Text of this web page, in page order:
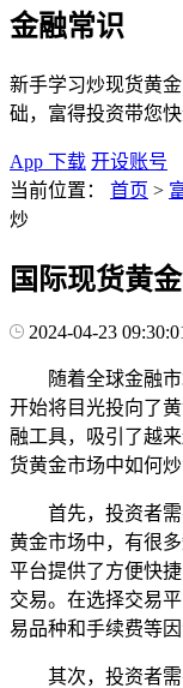
金融常识
新手学习炒现货黄
础，富得投资带您快
App 下载 开设账号
当前位置：
首页 >
炒
国际现货黄
2024-04-23
随着全球金融
开始将目光投向了
融工具，吸引了越
货黄金市场中如何炒
首先，投资者
黄金市场中，有很
平台提供了方便快
交易。在选择交易
易品种和手续费等
其次，投资者